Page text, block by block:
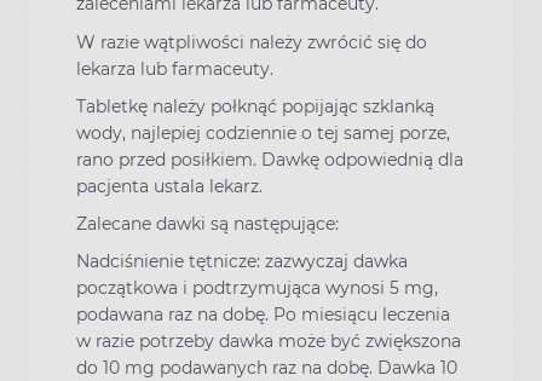
W razie wątpliwości należy zwrócić się do
lekarza lub farmaceuty.
Tabletkę należy połknąć popijając szklanką
wody, najlepiej codziennie o tej samej porze,
rano przed posiłkiem. Dawkę odpowiednią dla
pacjenta ustala lekarz.
Zalecane dawki są następujące:
Nadciśnienie tętnicze: zazwyczaj dawka
początkowa i podtrzymująca wynosi 5 mg,
podawana raz na dobę. Po miesiącu leczenia
w razie potrzeby dawka może być zwiększona
do 10 mg podawanych raz na dobę. Dawka 10